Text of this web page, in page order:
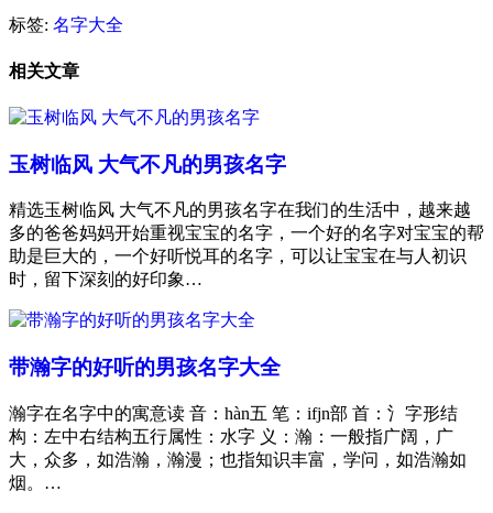
标签: 名字大全
相关文章
玉树临风 大气不凡的男孩名字
精选玉树临风 大气不凡的男孩名字在我们的生活中，越来越
多的爸爸妈妈开始重视宝宝的名字，一个好的名字对宝宝的帮
助是巨大的，一个好听悦耳的名字，可以让宝宝在与人初识
时，留下深刻的好印象…
带瀚字的好听的男孩名字大全
瀚字在名字中的寓意读 音：hàn五 笔：ifjn部 首：氵字形结
构：左中右结构五行属性：水字 义：瀚：一般指广阔，广
大，众多，如浩瀚，瀚漫；也指知识丰富，学问，如浩瀚如
烟。…